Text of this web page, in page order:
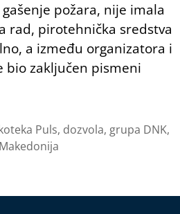
požara, nije imala
rad, pirotehnička sredstva
a između organizatora i
bio zaključen pismeni
Puls, dozvola, grupa DNK,